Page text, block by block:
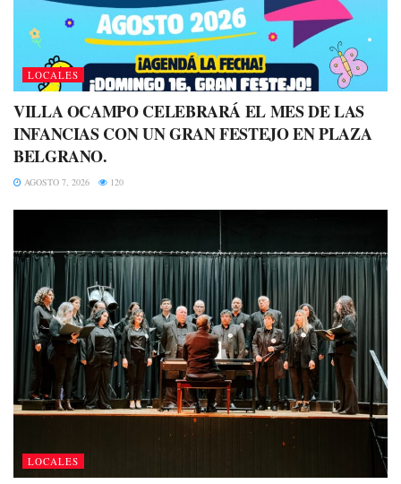
LOCALES
VILLA OCAMPO CELEBRARÁ EL MES DE LAS
INFANCIAS CON UN GRAN FESTEJO EN PLAZA
BELGRANO.
AGOSTO 7, 2026 120
LOCALES